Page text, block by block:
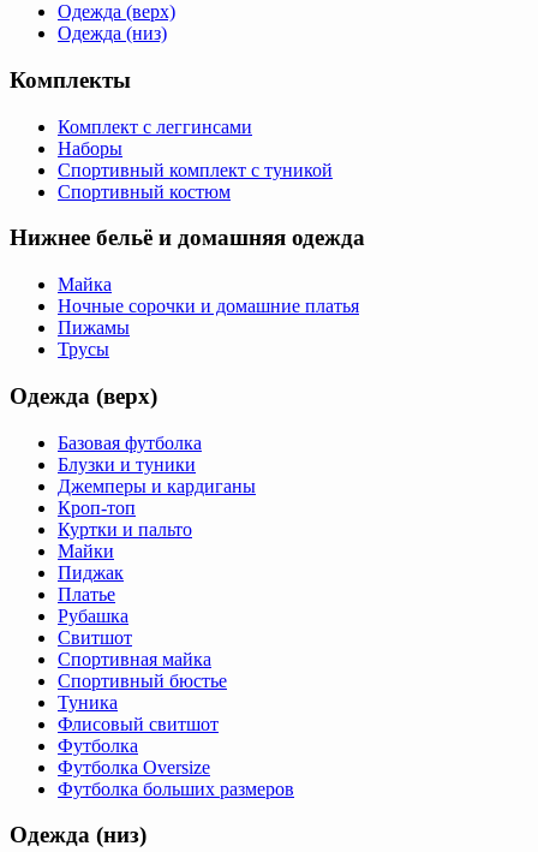
Одежда (верх)
Одежда (низ)
Комплекты
Комплект с леггинсами
Наборы
Спортивный комплект с туникой
Спортивный костюм
Нижнее бельё и домашняя одежда
Майка
Ночные сорочки и домашние платья
Пижамы
Трусы
Одежда (верх)
Базовая футболка
Блузки и туники
Джемперы и кардиганы
Кроп-топ
Куртки и пальто
Майки
Пиджак
Платье
Рубашка
Свитшот
Спортивная майка
Спортивный бюстье
Туника
Флисовый свитшот
Футболка
Футболка Oversize
Футболка больших размеров
Одежда (низ)